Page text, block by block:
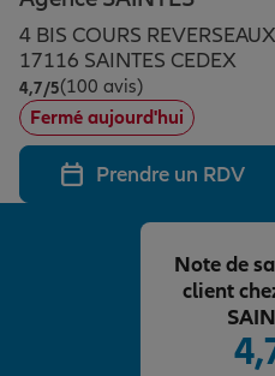
Assurance emprunteur
Prévoyance et dépendance
Assurance animal de
Protection de la famille
Protection juridique
Épargne & retraite
Plan épargne retraite
Assurance vie
Placements financiers
Investissements
Vos projets
Partir en vacances
Conseil assurance
4 BIS COURS REVERSEAUX
17116 SAINTES CEDEX
4,7/5Note de 4.7 sur 5
(100 avis)
Fermé aujourd'hui
Prendre un RDV
Note de
client